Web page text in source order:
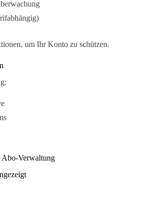
um Ihr Konto zu schützen.
Abo-Verwaltung